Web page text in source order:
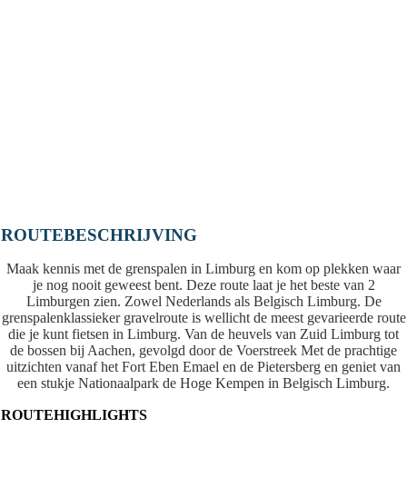
ROUTEBESCHRIJVING
Maak kennis met de grenspalen in Limburg en kom op plekken waar
je nog nooit geweest bent. Deze route laat je het beste van 2
Limburgen zien. Zowel Nederlands als Belgisch Limburg. De
grenspalenklassieker gravelroute is wellicht de meest gevarieerde route
die je kunt fietsen in Limburg. Van de heuvels van Zuid Limburg tot
de bossen bij Aachen, gevolgd door de Voerstreek Met de prachtige
uitzichten vanaf het Fort Eben Emael en de Pietersberg en geniet van
een stukje Nationaalpark de Hoge Kempen in Belgisch Limburg.
ROUTEHIGHLIGHTS